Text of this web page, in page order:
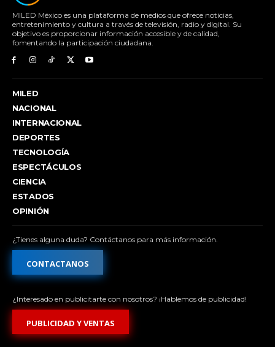
MILED México es una plataforma de medios que ofrece noticias,
entretenimiento y cultura a través de televisión, radio y digital. Su
objetivo es proporcionar información accesible y de calidad,
fomentando la participación ciudadana.
MILED
NACIONAL
INTERNACIONAL
DEPORTES
TECNOLOGÍA
ESPECTÁCULOS
CIENCIA
ESTADOS
OPINIÓN
¿Tienes alguna duda? Contáctanos para más información.
CONTACTANOS
¿Interesado en publicitarte con nosotros? ¡Hablemos de publicidad!
PUBLICIDAD Y VENTAS